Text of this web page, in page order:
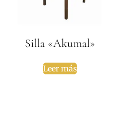
Silla «Akumal»
Leer más